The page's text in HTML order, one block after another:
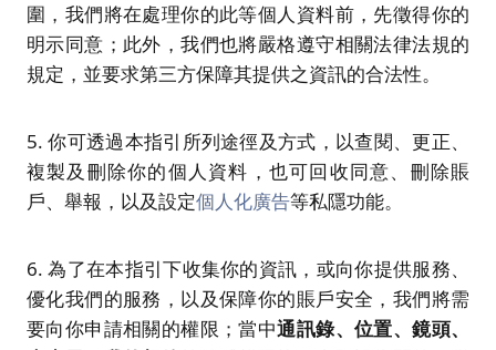
圍，我們將在處理你的此等個人資料前，先徵得你的
明示同意；此外，我們也將嚴格遵守相關法律法規的
規定，並要求第三方保障其提供之資訊的合法性。
5. 你可透過本指引所列途徑及方式，以查閱、更正、
複製及刪除你的個人資料，也可回收同意、刪除賬
戶、舉報，以及設定個人化廣告等私隱功能。
6. 為了在本指引下收集你的資訊，或向你提供服務、
優化我們的服務，以及保障你的賬戶安全，我們將需
要向你申請相關的權限；當中通訊錄、位置、鏡頭、